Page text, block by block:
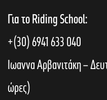
Για το Riding School:
+(30) 6941 633 040
Ιωαννα Αρβανιτάκη –
ώρες)